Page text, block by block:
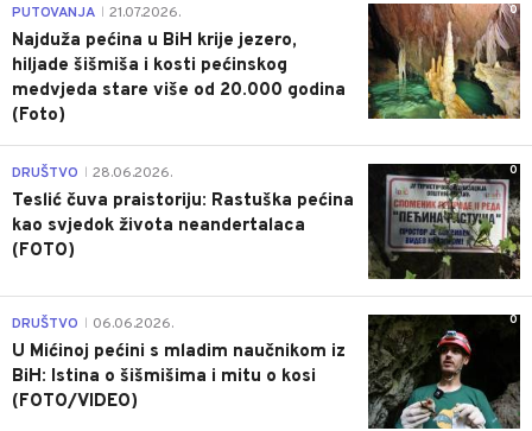
0
PUTOVANJA 21.07.2026.
Najduža pećina u BiH krije jezero,
hiljade šišmiša i kosti pećinskog
medvjeda stare više od 20.000 godina
(Foto)
0
DRUŠTVO 28.06.2026.
Teslić čuva praistoriju: Rastuška pećina
kao svjedok života neandertalaca
(FOTO)
0
DRUŠTVO 06.06.2026.
U Mićinoj pećini s mladim naučnikom iz
BiH: Istina o šišmišima i mitu o kosi
(FOTO/VIDEO)